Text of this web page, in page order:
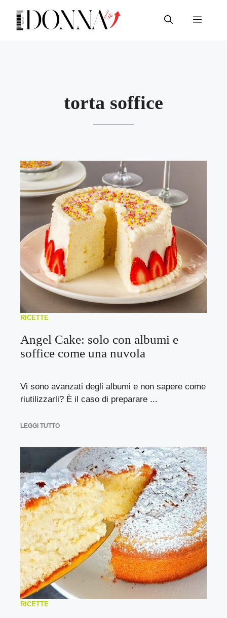
contenuto
Menu
torta soffice
RICETTE
Angel Cake: solo con albumi e
soffice come una nuvola
Vi sono avanzati degli albumi e non sapere come
riutilizzarli? È il caso di preparare ...
LEGGI TUTTO
RICETTE